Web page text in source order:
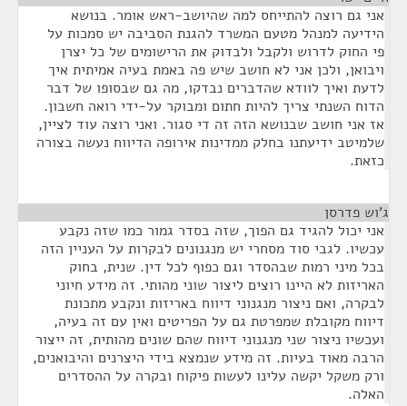
אני גם רוצה להתייחס למה שהיושב-ראש אומר. בנושא
הידיעה למנהל מטעם המשרד להגנת הסביבה יש סמכות על
פי החוק לדרוש ולקבל ולבדוק את הרישומים של כל יצרן
ויבואן, ולכן אני לא חושב שיש פה באמת בעיה אמיתית איך
לדעת ואיך לוודא שהדברים נבדקו, מה גם שבסופו של דבר
הדוח השנתי צריך להיות חתום ומבוקר על-ידי רואה חשבון.
אז אני חושב שבנושא הזה זה די סגור. ואני רוצה עוד לציין,
שלמיטב ידיעתנו בחלק ממדינות אירופה הדיווח נעשה בצורה
כזאת.
ג'וש פדרסן
אני יכול להגיד גם הפוך, שזה בסדר גמור כמו שזה נקבע
עכשיו. לגבי סוד מסחרי יש מנגנונים לבקרות על העניין הזה
בכל מיני רמות שבהסדר וגם כפוף לכל דין. שנית, בחוק
האריזות לא היינו רוצים ליצור שוני מהותי. זה מידע חיוני
לבקרה, ואם ניצור מנגנוני דיווח באריזות ונקבע מתכונת
דיווח מקובלת שמפרטת גם על הפריטים ואין עם זה בעיה,
ועכשיו ניצור שני מנגנוני דיווח שהם שונים מהותית, זה ייצור
הרבה מאוד בעיות. זה מידע שנמצא בידי היצרנים והיבואנים,
ורק משקל יקשה עלינו לעשות פיקוח ובקרה על ההסדרים
האלה.